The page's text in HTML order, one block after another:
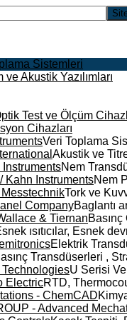
Sistemleri
ve Akustik Yazılımları
Test ve Ölçüm
Cihazları
Veri Toplama
Akustik ve
InstrumentsNem
Kahn InstrumentsNem
MesstechnikTork ve
CompanyBaglantı
& Tiernan
ısıtıcılar, Esnek
Elektrik
Transdüserleri ,
U Serisi
ElectricRTD,
- ChemCAD
- Advanced